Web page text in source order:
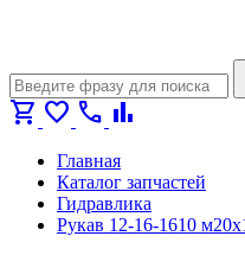
shopping_cart favorite call bar_chart
Главная
Каталог запчастей
Гидравлика
Рукав 12-16-1610